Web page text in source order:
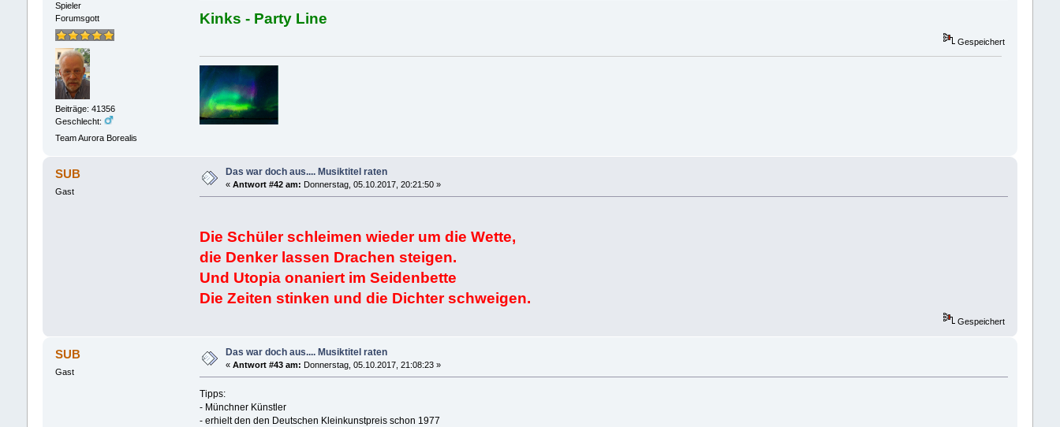
Spieler
Forumsgott
Beiträge: 41356
Geschlecht:
Team Aurora Borealis
Kinks - Party Line
Gespeichert
SUB
Gast
Das war doch aus.... Musiktitel raten
« Antwort #42 am: Donnerstag, 05.10.2017, 20:21:50 »
Die Schüler schleimen wieder um die Wette,
die Denker lassen Drachen steigen.
Und Utopia onaniert im Seidenbette
Die Zeiten stinken und die Dichter schweigen.
Gespeichert
SUB
Gast
Das war doch aus.... Musiktitel raten
« Antwort #43 am: Donnerstag, 05.10.2017, 21:08:23 »
Tipps:
- Münchner Künstler
- erhielt den den Deutschen Kleinkunstpreis schon 1977